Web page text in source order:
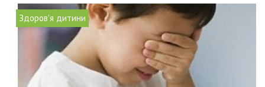
Здоров'я дитини